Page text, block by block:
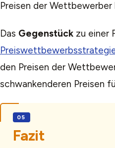
Preisen der Wettbewerber
Das Gegenstück zu einer
den Preisen der
schwankenderen Preisen
Fazit